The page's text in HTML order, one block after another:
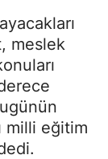
meslek
milli eğitim